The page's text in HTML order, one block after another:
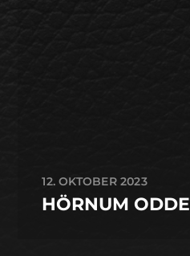
12. OKTOBER 2023
HÖRNUM ODDE